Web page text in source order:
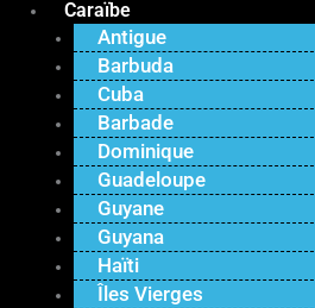
Caraïbe
Antigue
Barbuda
Cuba
Barbade
Dominique
Guadeloupe
Guyane
Guyana
Haïti
Îles Vierges